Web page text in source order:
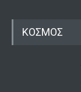
ΚΟΣΜΟΣ